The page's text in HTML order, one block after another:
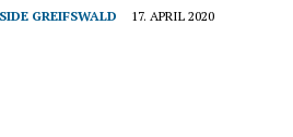
GREIFSWALD 17. APRIL 2020